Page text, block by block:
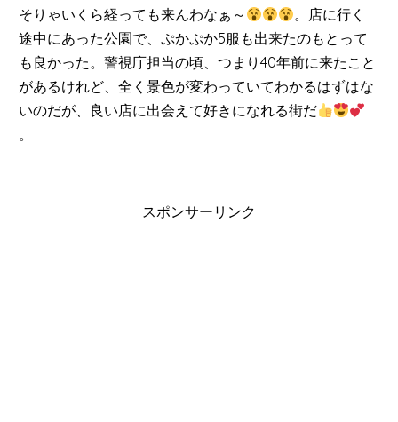
そりゃいくら経っても来んわなぁ～
。店に行く
途中にあった公園で、ぷかぷか5服も出来たのもとって
も良かった。警視庁担当の頃、つまり40年前に来たこと
があるけれど、全く景色が変わっていてわかるはずはな
いのだが、良い店に出会えて好きになれる街だ
。
スポンサーリンク